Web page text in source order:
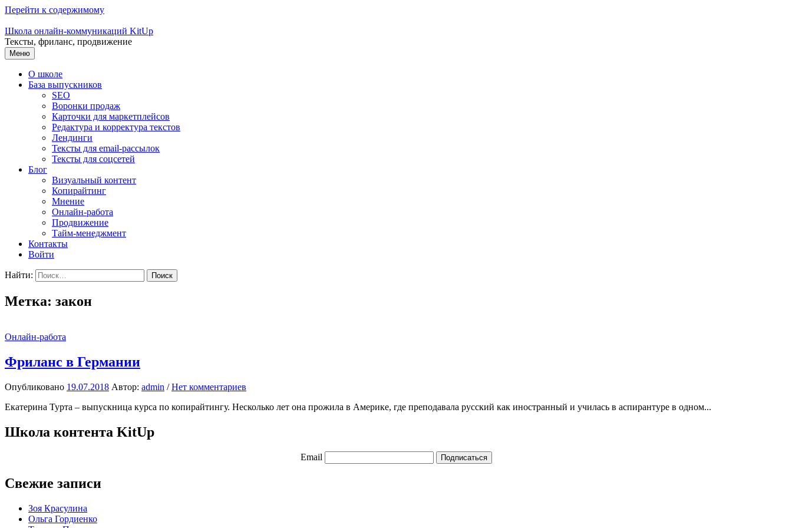
Перейти к содержимому
Школа онлайн-коммуникаций KitUp
Тексты, фриланс, продвижение
Меню
О школе
База выпускников
SEO
Воронки продаж
Карточки для маркетплейсов
Редактура и корректура текстов
Лендинги
Тексты для email-рассылок
Тексты для соцсетей
Блог
Визуальный контент
Копирайтинг
Мнение
Онлайн-работа
Продвижение
Тайм-менеджмент
Контакты
Войти
Найти:
Метка: закон
Онлайн-работа
Фриланс в Германии
Опубликовано 19.07.2018 Автор: admin /Нет комментариев
Екатерина Турта – выпускница курса по копирайтингу. Несколько лет она прожила в Америке, где преподавала русский как иностранный и училась в аспирантуре в одном...
Школа контента KitUp
Email Подписаться
Свежие записи
Зоя Красулина
Ольга Гордиенко